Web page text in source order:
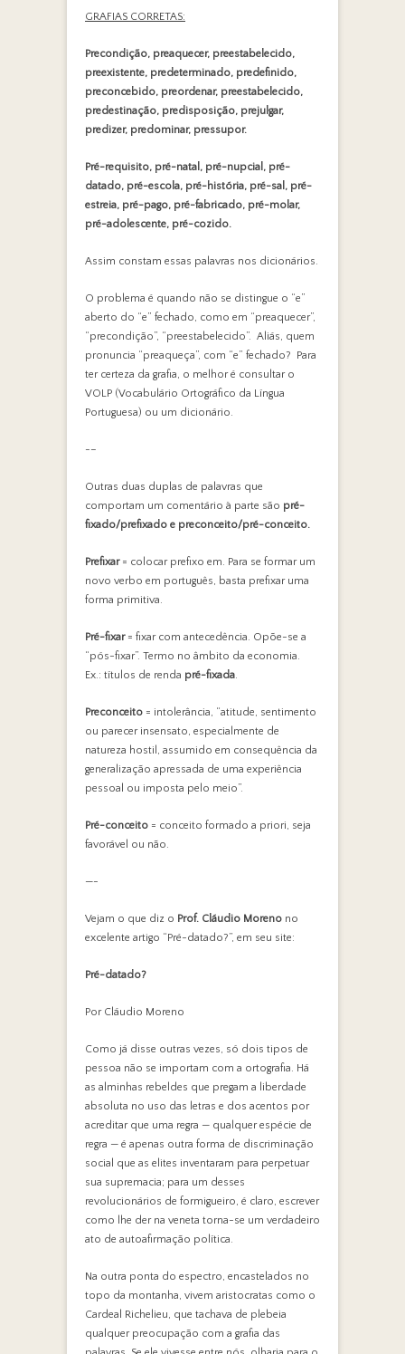
GRAFIAS CORRETAS:
Precondição, preaquecer, preestabelecido,
preexistente, predeterminado, predefinido,
preconcebido, preordenar, preestabelecido,
predestinação, predisposição, prejulgar,
predizer, predominar, pressupor.
Pré-requisito, pré-natal, pré-nupcial, pré-
datado, pré-escola, pré-história, pré-sal, pré-
estreia, pré-pago, pré-fabricado, pré-molar,
pré-adolescente, pré-cozido.
Assim constam essas palavras nos dicionários.
O problema é quando não se distingue o “e”
aberto do “e” fechado, como em “preaquecer”,
“precondição”, “preestabelecido”. Aliás, quem
pronuncia “preaqueça”, com “e” fechado? Para
ter certeza da grafia, o melhor é consultar o
VOLP (Vocabulário Ortográfico da Língua
Portuguesa) ou um dicionário.
-–
Outras duas duplas de palavras que
comportam um comentário à parte são pré-
fixado/prefixado e preconceito/pré-conceito.
Prefixar= colocar prefixo em. Para se formar um
novo verbo em português, basta prefixar uma
forma primitiva.
Pré-fixar= fixar com antecedência. Opõe-se a
“pós-fixar”. Termo no âmbito da economia.
Ex.: títulos de renda pré-fixada.
Preconceito = intolerância, “atitude, sentimento
ou parecer insensato, especialmente de
natureza hostil, assumido em consequência da
generalização apressada de uma experiência
pessoal ou imposta pelo meio”.
Pré-conceito = conceito formado a priori, seja
favorável ou não.
—-
Vejam o que diz o Prof. Cláudio Moreno no
excelente artigo “Pré-datado?”, em seu site:
Pré-datado?
Por Cláudio Moreno
Como já disse outras vezes, só dois tipos de
pessoa não se importam com a ortografia. Há
as alminhas rebeldes que pregam a liberdade
absoluta no uso das letras e dos acentos por
acreditar que uma regra — qualquer espécie de
regra — é apenas outra forma de discriminação
social que as elites inventaram para perpetuar
sua supremacia; para um desses
revolucionários de formigueiro, é claro, escrever
como lhe der na veneta torna-se um verdadeiro
ato de autoafirmação política.
Na outra ponta do espectro, encastelados no
topo da montanha, vivem aristocratas como o
Cardeal Richelieu, que tachava de plebeia
qualquer preocupação com a grafia das